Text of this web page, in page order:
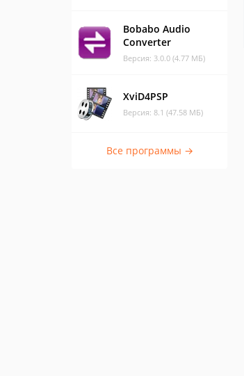
Bobabo Audio
Converter
Версия: 3.0.0 (4.77 МБ)
XviD4PSP
Версия: 8.1 (47.58 МБ)
Все программы →